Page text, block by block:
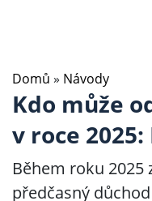
Domů » Návody
Kdo může
v roce
Během roku 2025
předčasný